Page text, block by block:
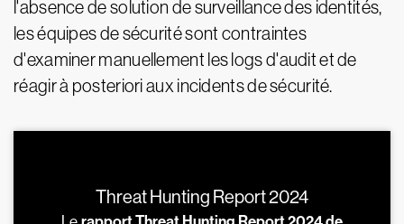
l'absence de solution de surveillance des identités,
les équipes de sécurité sont contraintes
d'examiner manuellement les logs d'audit et de
réagir à posteriori aux incidents de sécurité.
Threat Hunting Report 2024